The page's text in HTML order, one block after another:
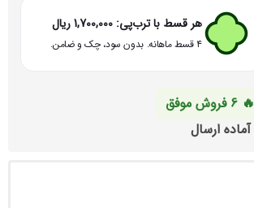
هر قسط با ترب‌پی: 1,700,000ریال
۴ قسط ماهانه. بدون سود، چک و ضامن.
🔥 6 فروش موفق
آماده ارسال